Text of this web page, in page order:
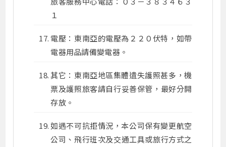
１
電壓：東南亞的電壓為２２０伏特，如帶
電器用品請備變電器。
其它：東南亞地區集體遺失護照甚多，機
票及護照旅客請自行妥善保管，最好分開
存放。
如遇不可抗拒情況，本公司保有變更航空
公司、飛行班次及交通工具或旅行方式之